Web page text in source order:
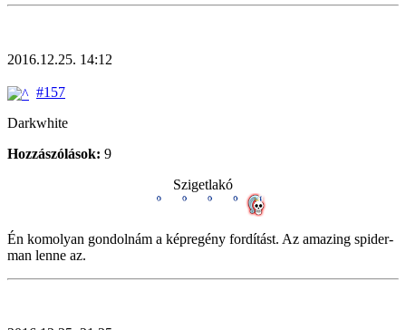
2016.12.25. 14:12
#157
Darkwhite
Hozzászólások: 9
Szigetlakó
Én komolyan gondolnám a képregény fordítást. Az amazing spider-
man lenne az.